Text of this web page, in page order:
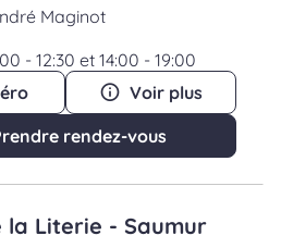
Maginot
- 12:30 et 14:00 - 19:00
Voir plus
rendez-vous
la Literie - Saumur